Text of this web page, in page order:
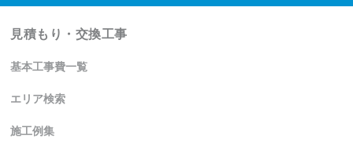
見積もり・交換工事
基本工事費一覧
エリア検索
施工例集